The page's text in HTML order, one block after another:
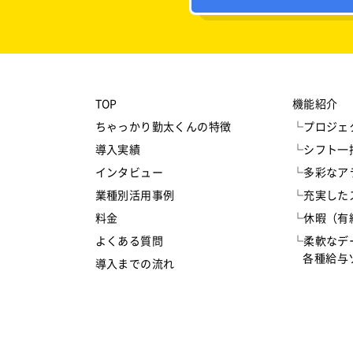
TOP
ちゃっかり勤太くんの特徴
導入実績
インタビュー
業種別活用事例
料金
よくある質問
導入までの流れ
機能紹介
└プロジェ
└シフト一
└多彩なア
└充実した
└休暇（有
└柔軟なデ
各種給与